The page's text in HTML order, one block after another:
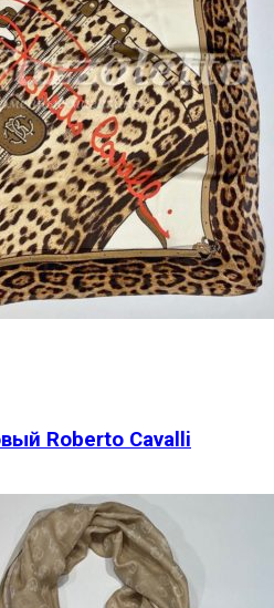
Roberto Cavalli